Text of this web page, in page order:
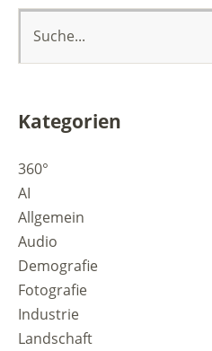
Kategorien
360°
AI
Allgemein
Audio
Demografie
Fotografie
Industrie
Landschaft